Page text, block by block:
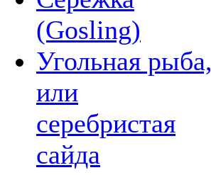
(Gosling)
Угольная рыба,
или
серебристая
сайда